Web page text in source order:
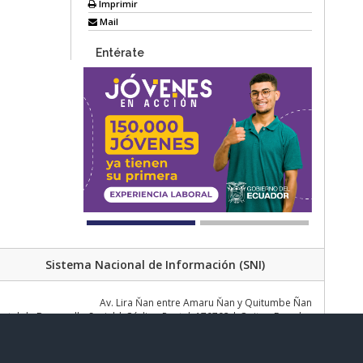
Imprimir
Mail
Entérate
Sistema Nacional de Información (SNI)
Av. Lira Ňan entre Amaru Ňan y Quitumbe Ñan
de Desarrollo Social | Código Postal: 170702 | Quito - Ecuador